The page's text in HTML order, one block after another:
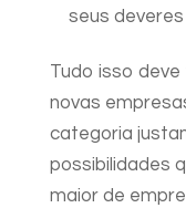
seus
Tudo isso
novas
categoria
possibilidades
maior de